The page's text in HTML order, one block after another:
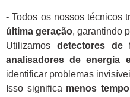
-Todos os nossos técnicos
última geração, garantindo
Utilizamos detectores de
analisadores de energia
identificar problemas
Isso significa menos